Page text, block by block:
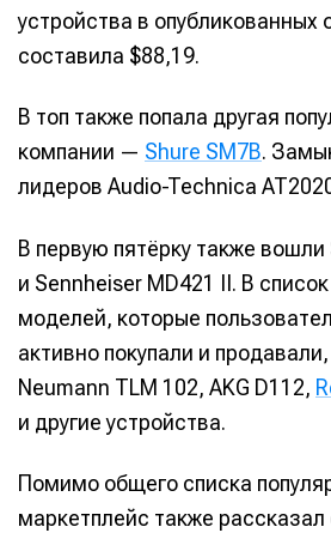
устройства в опубликованных
составила $88,19.
В топ также попала другая
компании — Shure SM7B.
лидеров Audio-Technica
В первую пятёрку также вошли
и Sennheiser MD421 II. В
моделей, которые
активно покупали и
Neumann TLM 102, AKG D112,
и другие устройства.
Помимо общего списка
маркетплейс также